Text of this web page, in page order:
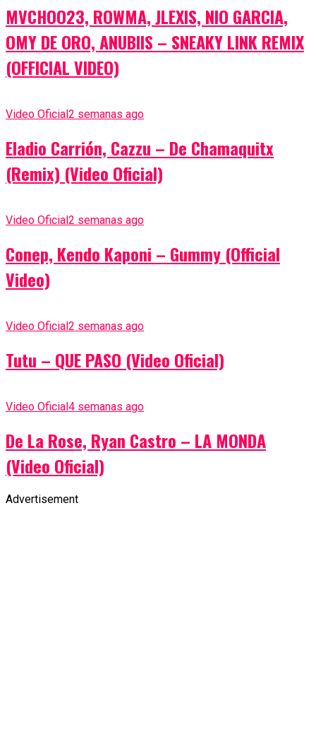
MVCHOO23, ROWMA, JLEXIS, NIO GARCIA,
OMY DE ORO, ANUBIIS – SNEAKY LINK REMIX
(OFFICIAL VIDEO)
Video Oficial 2 semanas ago
Eladio Carrión, Cazzu – De Chamaquitx
(Remix) (Video Oficial)
Video Oficial2 semanas ago
Conep, Kendo Kaponi – Gummy (Official
Video)
Video Oficial2 semanas ago
Tutu – QUE PASO (Video Oficial)
Video Oficial4 semanas ago
De La Rose, Ryan Castro – LA MONDA
(Video Oficial)
Advertisement